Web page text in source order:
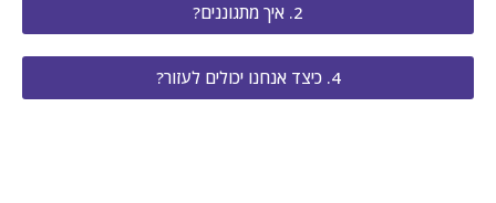
2. איך מתגוננים?
4. כיצד אנחנו יכולים לעזור?